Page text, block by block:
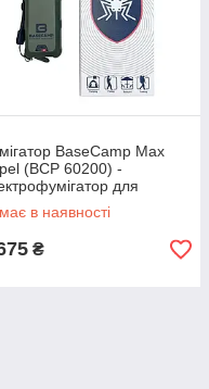
BaseCamp Max
(BCP 60200) -
для
від комарів на
2 режими роботи,
в наявності
₴